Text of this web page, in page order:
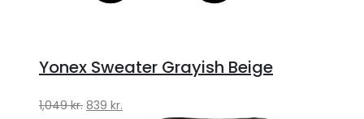
Yonex Sweater Grayish Beige
1,049kr. Den
839 kr.